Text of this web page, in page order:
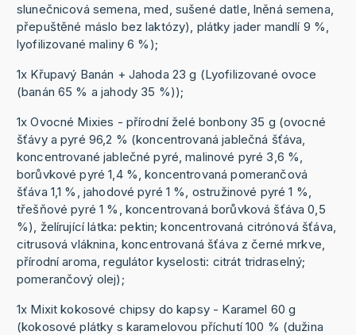
slunečnicová semena, med, sušené datle, lněná semena,
přepuštěné máslo bez laktózy), plátky jader mandlí 9 %,
lyofilizované maliny 6 %);
1x Křupavý Banán + Jahoda 23 g (Lyofilizované ovoce
(banán 65 % a jahody 35 %));
1x Ovocné Mixies - přírodní želé bonbony 35 g (ovocné
šťávy a pyré 96,2 % (koncentrovaná jablečná šťáva,
koncentrované jablečné pyré, malinové pyré 3,6 %,
borůvkové pyré 1,4 %, koncentrovaná pomerančová
šťáva 1,1 %, jahodové pyré 1 %, ostružinové pyré 1 %,
třešňové pyré 1 %, koncentrovaná borůvková šťáva 0,5
%), želírující látka: pektin; koncentrovaná citrónová šťáva,
citrusová vláknina, koncentrovaná šťáva z černé mrkve,
přírodní aroma, regulátor kyselosti: citrát tridraselný;
pomerančový olej);
1x Mixit kokosové chipsy do kapsy - Karamel 60 g
(kokosové plátky s karamelovou příchutí 100 % (dužina